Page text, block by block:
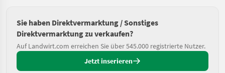
Sie haben Direktvermarktung / Sonstiges
Direktvermarktung zu verkaufen?
Auf Landwirt.com erreichen Sie über 545.000 registrierte Nutzer.
Jetzt inserieren